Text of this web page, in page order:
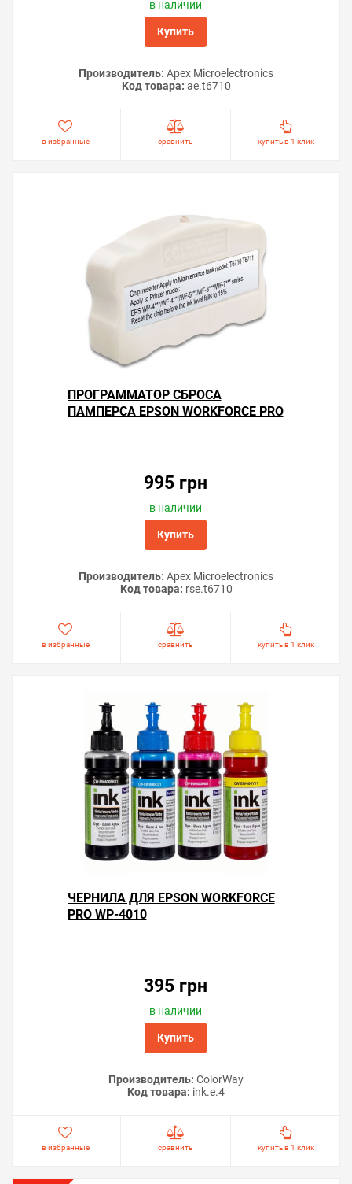
в наличии
Купить
Производитель: Apex Microelectronics
Код товара: ae.t6710
в избранные сравнить купить в 1 клик
ПРОГРАММАТОР СБРОСА
ПАМПЕРСА EPSON WORKFORCE PRO
995 грн
в наличии
Купить
Производитель: Apex Microelectronics
Код товара: rse.t6710
в избранные сравнить купить в 1 клик
ЧЕРНИЛА ДЛЯ EPSON WORKFORCE
PRO WP-4010
395 грн
в наличии
Купить
Производитель: ColorWay
Код товара: ink.e.4
в избранные сравнить купить в 1 клик